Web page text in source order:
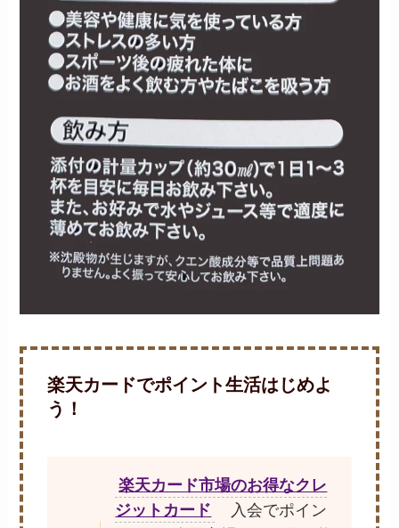
楽天カードでポイント生活はじめよ
う！
楽天カード市場のお得なクレ
ジットカード
入会でポイン